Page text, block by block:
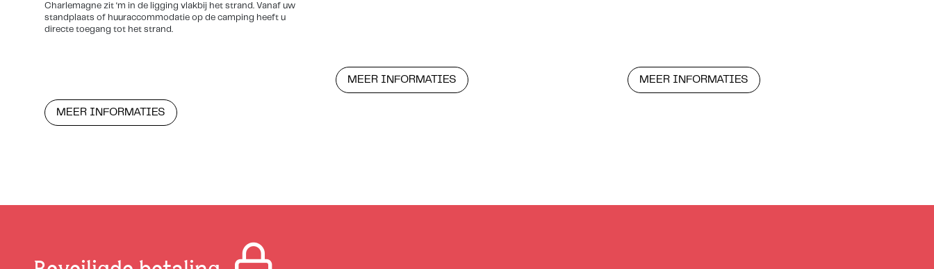
Charlemagne zit ‘m in de ligging vlakbij het strand. Vanaf uw
standplaats of huuraccommodatie op de camping heeft u
directe toegang tot het strand.
MEER INFORMATIES
MEER INFORMATIES MEER INFORMATIES